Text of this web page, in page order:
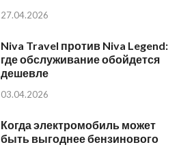
27.04.2026
Niva Travel против Niva Legend:
где обслуживание обойдется
дешевле
03.04.2026
Когда электромобиль может
быть выгоднее бензинового